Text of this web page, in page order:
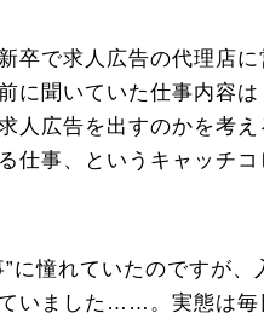
卒で求人広告の代理店
に聞いていた仕事内容
人広告を出すのかを考
仕事、というキャッチ
”に憧れていたのですが
いました……。実態は毎